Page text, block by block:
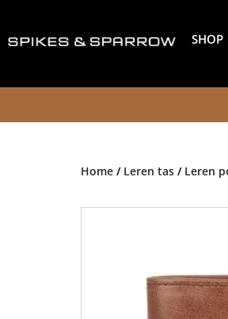
de
SHOP
Home / Leren tas / Leren